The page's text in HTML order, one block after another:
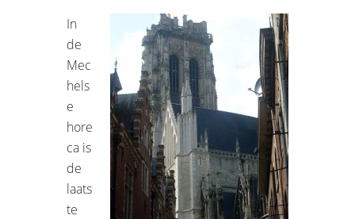
In
de
Mec
hels
e
hore
ca is
de
laats
te